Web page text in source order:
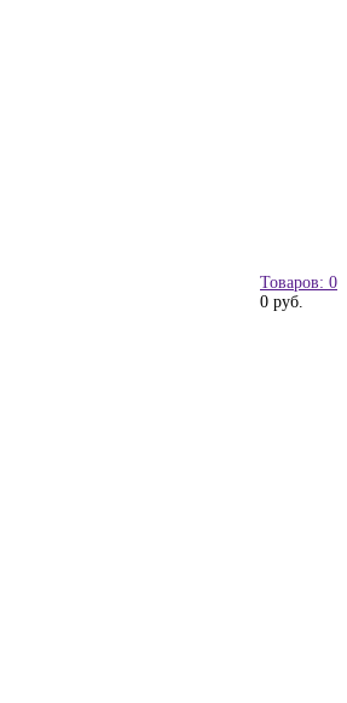
Товаров: 0
0 руб.